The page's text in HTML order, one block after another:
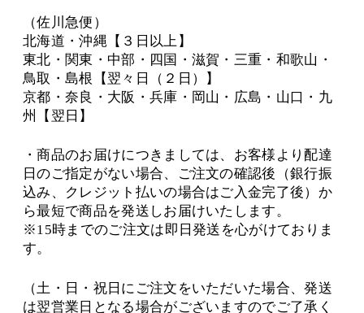
（佐川急便）
北海道・沖縄【３日以上】
東北・関東・中部・四国・滋賀・三重・和歌山・
鳥取・島根【翌々日（２日）】
京都・奈良・大阪・兵庫・岡山・広島・山口・九
州【翌日】
・商品のお届けにつきましては、お客様より配達
日のご指定がない場合、ご注文の確認後（銀行振
込み、クレジット払いの場合はご入金完了後）か
ら最短で商品を発送しお届けいたします。
※15時までのご注文は即日発送を心がけておりま
す。
（土・日・祝日にご注文をいただいた場合、発送
は翌営業日となる場合がございますのでご了承く